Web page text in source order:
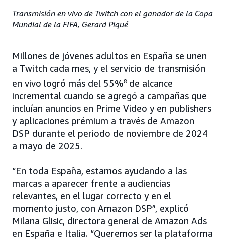
Transmisión en vivo de Twitch con el ganador de la Copa
Mundial de la FIFA, Gerard Piqué
Millones de jóvenes adultos en España se unen
a Twitch cada mes, y el servicio de transmisión
en vivo logró más del 55%8 de alcance
incremental cuando se agregó a campañas que
incluían anuncios en Prime Video y en publishers
y aplicaciones prémium a través de Amazon
DSP durante el periodo de noviembre de 2024
a mayo de 2025.
“En toda España, estamos ayudando a las
marcas a aparecer frente a audiencias
relevantes, en el lugar correcto y en el
momento justo, con Amazon DSP”, explicó
Milana Glisic, directora general de Amazon Ads
en España e Italia. “Queremos ser la plataforma